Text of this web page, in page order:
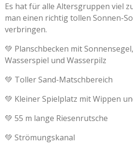
Es hat für alle Altersgruppen viel
man einen richtig tollen Sonnen-
verbringen.
💚 Planschbecken mit
Wasserspiel und Wasserpilz
💚 Toller Sand-Matschbereich
💚 Kleiner Spielplatz mit Wippen
💚 55 m lange Riesenrutsche
💚 Strömungskanal